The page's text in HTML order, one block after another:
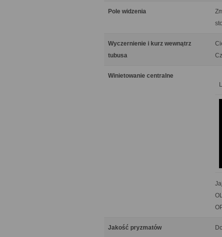
Pole widzenia
Wyczernienie i kurz wewnątrz
tubusa
Winietowanie centralne
Jakość pryzmatów